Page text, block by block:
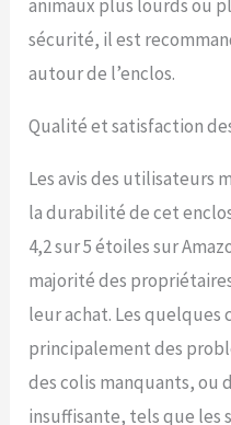
animaux plus lourds ou
sécurité, il est
autour de l’enclos.
Qualité et satisfaction
Les avis des utilisateurs
la durabilité de cet
4,2 sur 5 étoiles sur
majorité des
leur achat. Les
principalement des
des colis manquants, ou
insuffisante, tels que les